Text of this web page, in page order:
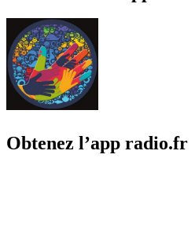
Obtenez l’app